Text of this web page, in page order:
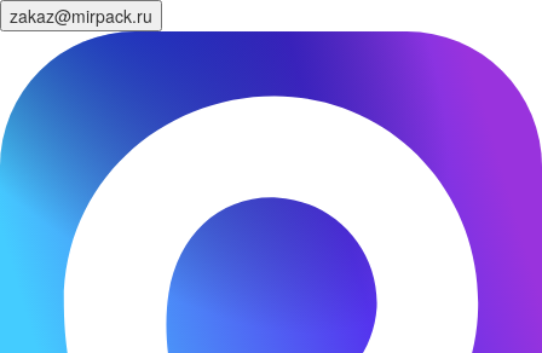
zakaz@mirpack.ru